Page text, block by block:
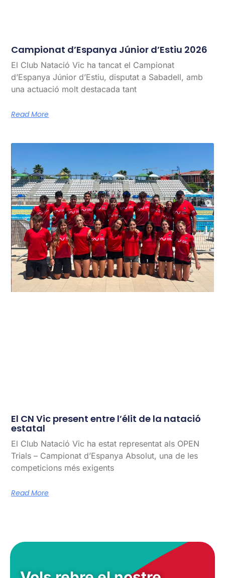
Campionat d’Espanya Júnior d’Estiu 2026
El Club Natació Vic ha tancat el Campionat
d’Espanya Júnior d’Estiu, disputat a Sabadell, amb
una actuació molt destacada tant
Read More
El CN Vic present entre l’élit de la natació
estatal
El Club Natació Vic ha estat representat als OPEN
Trials – Campionat d’Espanya Absolut, una de les
competicions més exigents
Read More